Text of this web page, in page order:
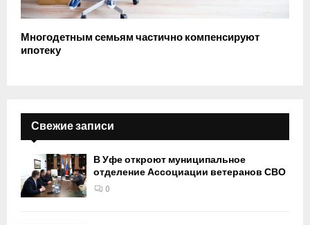
Многодетным семьям частично компенсируют
ипотеку
Свежие записи
В Уфе откроют муниципальное
отделение Ассоциации ветеранов СВО
0